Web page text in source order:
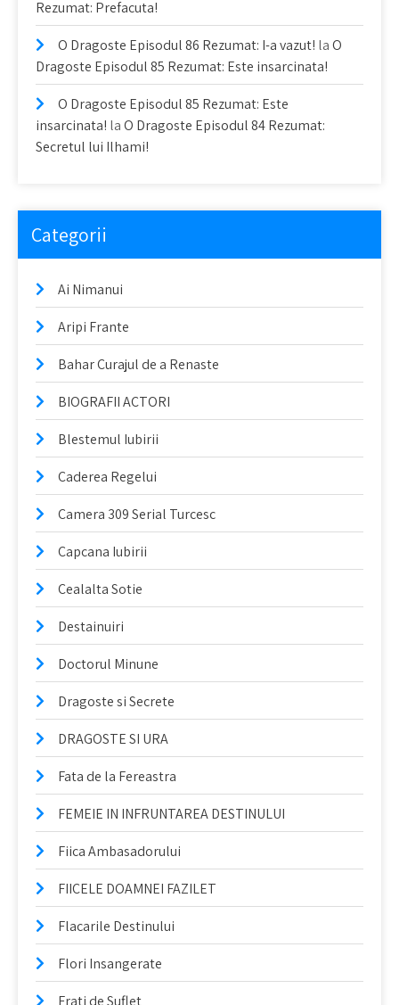
Rezumat: Prefacuta!
O Dragoste Episodul 86 Rezumat: I-a vazut! laO
Dragoste Episodul 85 Rezumat: Este insarcinata!
O Dragoste Episodul 85 Rezumat: Este
insarcinata! laO Dragoste Episodul 84 Rezumat:
Secretul lui Ilhami!
Categorii
Ai Nimanui
Aripi Frante
Bahar Curajul de a Renaste
BIOGRAFII ACTORI
Blestemul Iubirii
Caderea Regelui
Camera 309 Serial Turcesc
Capcana Iubirii
Cealalta Sotie
Destainuiri
Doctorul Minune
Dragoste si Secrete
DRAGOSTE SI URA
Fata de la Fereastra
FEMEIE IN INFRUNTAREA DESTINULUI
Fiica Ambasadorului
FIICELE DOAMNEI FAZILET
Flacarile Destinului
Flori Insangerate
Frati de Suflet